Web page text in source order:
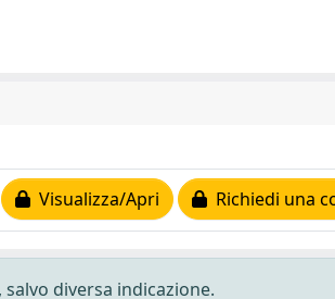
Visualizza/Apri Richiedi una
diversa indicazione.